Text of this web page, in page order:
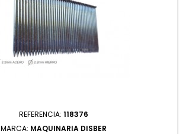
REFERENCIA: 118376
MARCA: MAQUINARIA DISBER